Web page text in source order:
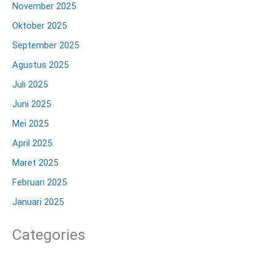
November 2025
Oktober 2025
September 2025
Agustus 2025
Juli 2025
Juni 2025
Mei 2025
April 2025
Maret 2025
Februari 2025
Januari 2025
Categories